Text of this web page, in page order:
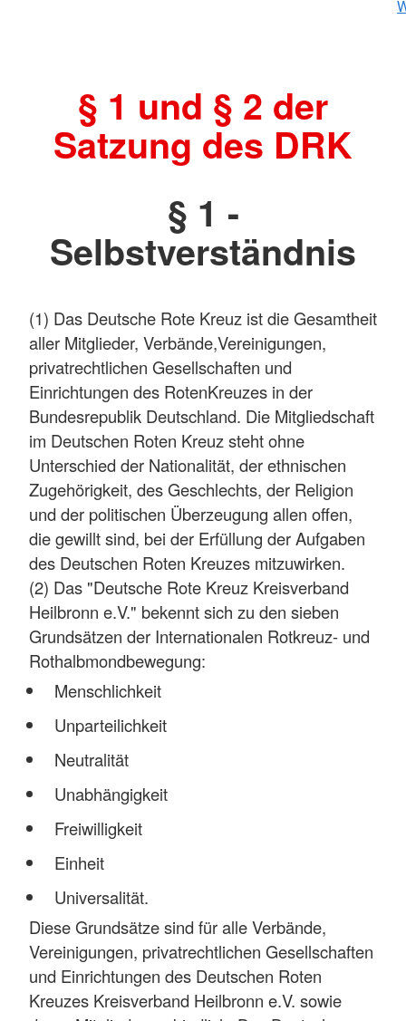
§ 1 und § 2 der
Satzung des DRK
§ 1 -
Selbstverständnis
(1) Das Deutsche Rote Kreuz ist die Gesamtheit
aller Mitglieder, Verbände,Vereinigungen,
privatrechtlichen Gesellschaften und
Einrichtungen des RotenKreuzes in der
Bundesrepublik Deutschland. Die Mitgliedschaft
im Deutschen Roten Kreuz steht ohne
Unterschied der Nationalität, der ethnischen
Zugehörigkeit, des Geschlechts, der Religion
und der politischen Überzeugung allen offen,
die gewillt sind, bei der Erfüllung der Aufgaben
des Deutschen Roten Kreuzes mitzuwirken.
(2) Das "Deutsche Rote Kreuz Kreisverband
Heilbronn e.V." bekennt sich zu den sieben
Grundsätzen der Internationalen Rotkreuz- und
Rothalbmondbewegung:
Menschlichkeit
Unparteilichkeit
Neutralität
Unabhängigkeit
Freiwilligkeit
Einheit
Universalität.
Diese Grundsätze sind für alle Verbände,
Vereinigungen, privatrechtlichen Gesellschaften
und Einrichtungen des Deutschen Roten
Kreuzes Kreisverband Heilbronn e.V. sowie